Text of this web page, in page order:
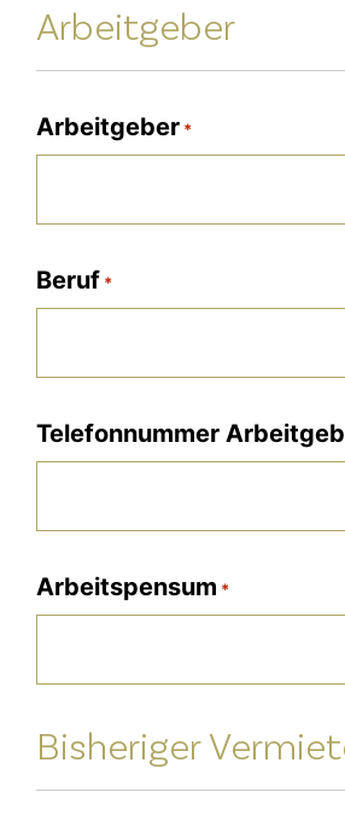
Arbeitgeber
Arbeitgeber *
Beruf *
Telefonnummer
Arbeitspensum *
Bisheriger